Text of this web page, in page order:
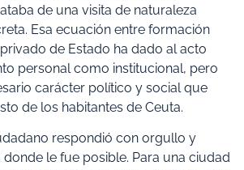
de una visita de naturaleza
Esa ecuación entre formación
de Estado ha dado al acto
personal como institucional, pero
carácter político y social que
de los habitantes de Ceuta.
respondió con orgullo y
le fue posible. Para una ciudad